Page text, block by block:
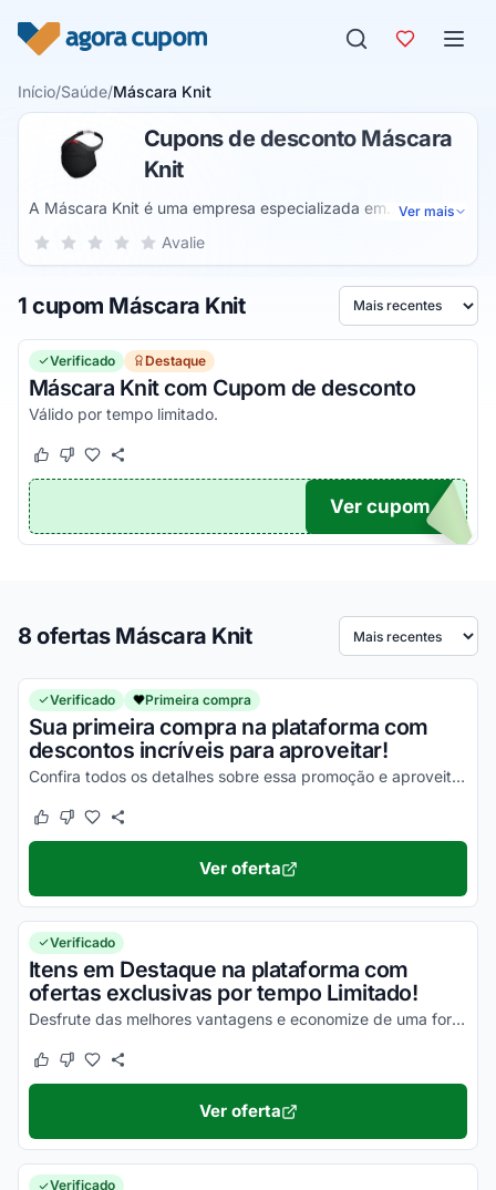
Início/Saúde/Máscara Knit
Cupons de desconto Máscara
Knit
A Máscara Knit é uma empresa especializada em
autocuidado que oferece itens que ajudam a prevenir
sua atuação com produtos voltados à saúde e bem-estar,
entre eles o primeiro adesivo vitamínico do Brasil.
Ver mais
Sua nota para Máscara Knit, de 1 a 5 estrelas
5 estrelas
4 estrelas
3 estrelas
2 estrelas
1 estrela Avalie
1 cupom Máscara Knit Ordenar por
Verificado Destaque
Máscara Knit com Cupom de desconto
Válido por tempo limitado.
Este cupom funcionou
Este cupom não funcionou
UPOM
Ver cupom
8 ofertas Máscara Knit Ordenar por
Verificado Primeira compra
Sua primeira compra na plataforma com
descontos incríveis para aproveitar!
Confira todos os detalhes sobre essa promoção e aproveite com vantagens simplesmente incríveis!
Este cupom funcionou
Este cupom não funcionou
Ver oferta
Verificado
Itens em Destaque na plataforma com
ofertas exclusivas por tempo Limitado!
Desfrute das melhores vantagens e economize de uma forma simples nas suas compras!
Este cupom funcionou
Este cupom não funcionou
Ver oferta
Verificado